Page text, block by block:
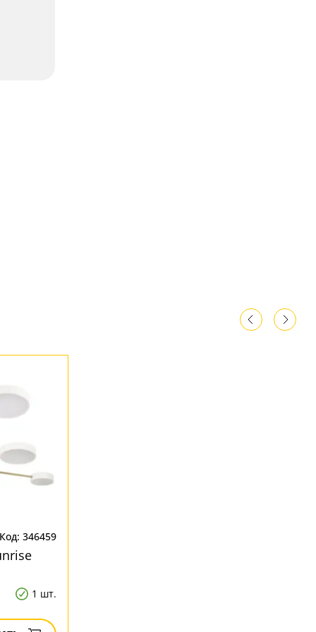
Код: 346459
1 шт.